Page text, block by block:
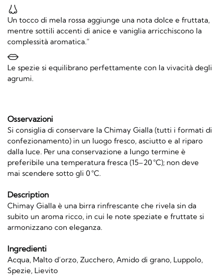
Un tocco di mela rossa aggiunge una nota dolce e fruttata,
mentre sottili accenti di anice e vaniglia arricchiscono la
complessità aromatica.”
Le spezie si equilibrano perfettamente con la vivacità degli
agrumi.
Osservazioni
Si consiglia di conservare la Chimay Gialla (tutti i formati di
confezionamento) in un luogo fresco, asciutto e al riparo
dalla luce. Per una conservazione a lungo termine è
preferibile una temperatura fresca (15–20 °C); non deve
mai scendere sotto gli 0 °C.
Description
Chimay Gialla è una birra rinfrescante che rivela sin da
subito un aroma ricco, in cui le note speziate e fruttate si
armonizzano con eleganza.
Ingredienti
Acqua, Malto d’orzo, Zucchero, Amido di grano, Luppolo,
Spezie, Lievito